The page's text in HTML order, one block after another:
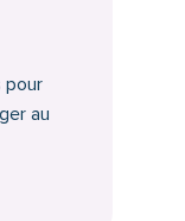
pour
au